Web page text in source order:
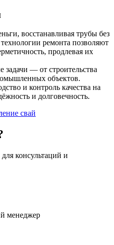
восстанавливая трубы без
ремонта позволяют
продлевая их
— от строительства
объектов.
и контроль качества на
и долговечность.
свай
консультаций и
менеджер